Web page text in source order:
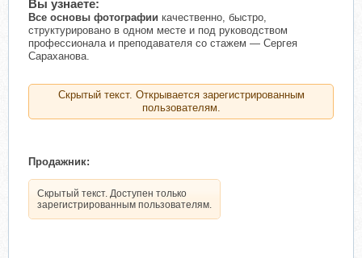
Вы узнаете:
Все основы фотографии качественно, быстро,
структурировано в одном месте и под руководством
профессионала и преподавателя со стажем — Сергея
Сараханова.
Скрытый текст. Открывается зарегистрированным
пользователям.
Продажник:
Скрытый текст. Доступен только
зарегистрированным пользователям.